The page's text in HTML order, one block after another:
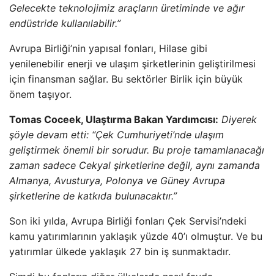
Gelecekte teknolojimiz araçların üretiminde ve ağır
endüstride kullanılabilir.”
Avrupa Birliği’nin yapısal fonları, Hilase gibi
yenilenebilir enerji ve ulaşım şirketlerinin geliştirilmesi
için finansman sağlar. Bu sektörler Birlik için büyük
önem taşıyor.
Tomas Coceek, Ulaştırma Bakan Yardımcısı: Diyerek
şöyle devam etti: “Çek Cumhuriyeti’nde ulaşım
geliştirmek önemli bir sorudur. Bu proje tamamlanacağı
zaman sadece Cekyal şirketlerine değil, aynı zamanda
Almanya, Avusturya, Polonya ve Güney Avrupa
şirketlerine de katkıda bulunacaktır.”
Son iki yılda, Avrupa Birliği fonları Çek Servisi’ndeki
kamu yatırımlarının yaklaşık yüzde 40’ı olmuştur. Ve bu
yatırımlar ülkede yaklaşık 27 bin iş sunmaktadır.